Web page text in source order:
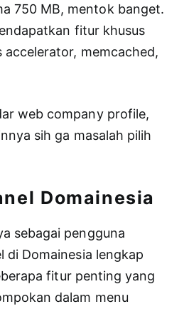
750 MB, mentok banget.
fitur khusus
memcached,
web company profile,
sih ga masalah pilih
Domainesia
sebagai pengguna
di Domainesia lengkap
fitur penting yang
dalam menu